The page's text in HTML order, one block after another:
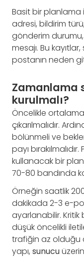
Basit bir planlama
adresi, bildirim
gönderim
mesajı. Bu
postanın neden
Zamanlama
kurulmalı?
Öncelikle ortalama
çıkarılmalıdır.
bölünmeli ve
payı
kullanacak bir
70-80 bandında
Örneğin saatlik
dakikada 2-3 e-
ayarlanabilir. Kritik
düşük öncelikli
trafiğin az olduğu
yapı, sunucu